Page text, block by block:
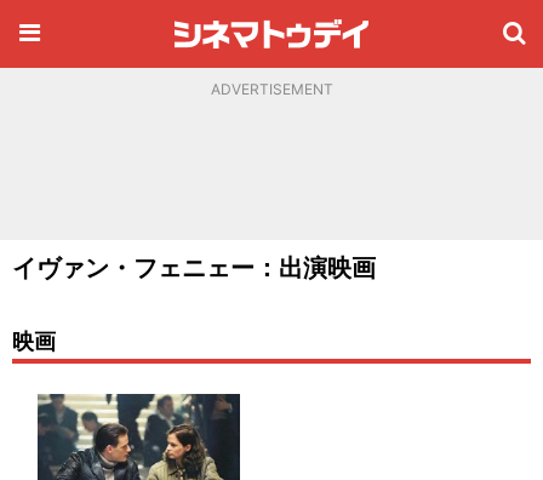
ADVERTISEMENT
イヴァン・フェニェー：出演映画
映画